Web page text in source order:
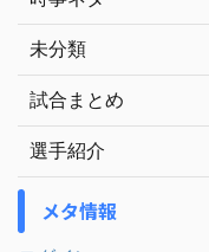
未分類
試合まとめ
選手紹介
メタ情報